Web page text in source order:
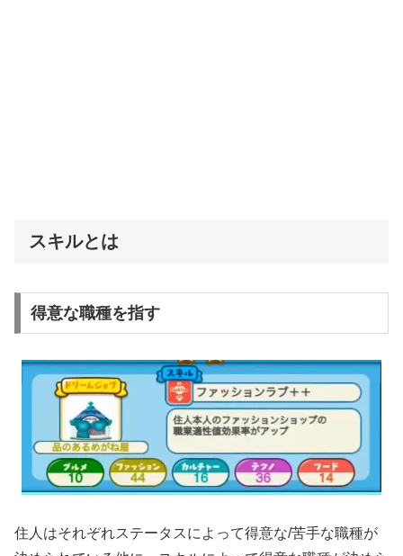
スキルとは
得意な職種を指す
住人はそれぞれステータスによって得意な/苦手な職種が